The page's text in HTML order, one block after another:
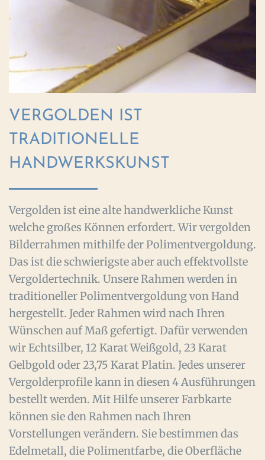
VERGOLDEN IST
TRADITIONELLE
HANDWERKSKUNST
Vergolden ist eine alte handwerkliche Kunst
welche großes Können erfordert. Wir vergolden
Bilderrahmen mithilfe der Polimentvergoldung.
Das ist die schwierigste aber auch effektvollste
Vergoldertechnik. Unsere Rahmen werden in
traditioneller Polimentvergoldung von Hand
hergestellt. Jeder Rahmen wird nach Ihren
Wünschen auf Maß gefertigt. Dafür verwenden
wir Echtsilber, 12 Karat Weißgold, 23 Karat
Gelbgold oder 23,75 Karat Platin. Jedes unserer
Vergolderprofile kann in diesen 4 Ausführungen
bestellt werden. Mit Hilfe unserer Farbkarte
können sie den Rahmen nach Ihren
Vorstellungen verändern. Sie bestimmen das
Edelmetall, die Polimentfarbe, die Oberfläche